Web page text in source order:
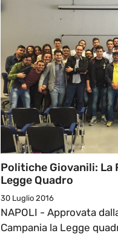
Politiche Giovanili: La
Legge Quadro
30 Luglio 2016
NAPOLI - Approvata
Campania la Legge